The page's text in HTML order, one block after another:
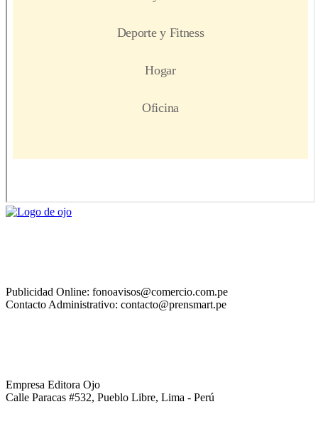
Publicidad Online: fonoavisos@comercio.com.pe
Contacto Administrativo: contacto@prensmart.pe
Empresa Editora Ojo
Calle Paracas #532, Pueblo Libre, Lima - Perú